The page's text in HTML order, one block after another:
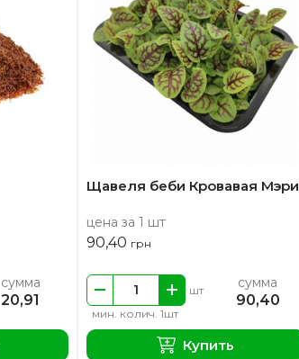
сумма
20,91
Щавеля беби Кровавая Мэри
цена за 1 шт
90,40 грн
мин. колич. 1шт
шт сумма
90,40
Купить